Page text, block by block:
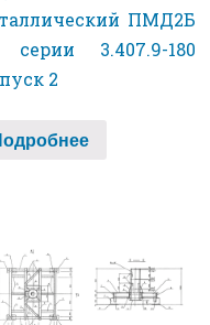
ПМД2Б
серии 3.407.9-180
2